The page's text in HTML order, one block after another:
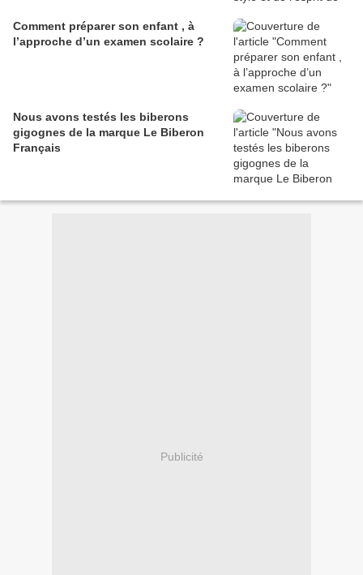
Comment préparer son enfant , à
l’approche d’un examen scolaire ?
Nous avons testés les biberons
gigognes de la marque Le Biberon
Français
Publicité